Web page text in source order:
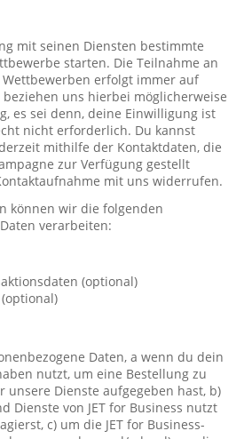
mit seinen Diensten bestimmte
starten. Die Teilnahme an
Wettbewerben erfolgt immer auf
uns hierbei möglicherweise
es sei denn, deine Einwilligung ist
nicht erforderlich. Du kannst
mithilfe der Kontaktdaten, die
zur Verfügung gestellt
mit uns widerrufen.
können wir die folgenden
verarbeiten:
(optional)
Daten, a wenn du dein
nutzt, um eine Bestellung zu
unsere Dienste aufgegeben hast, b)
Dienste von JET for Business nutzt
c) um die JET for Business-